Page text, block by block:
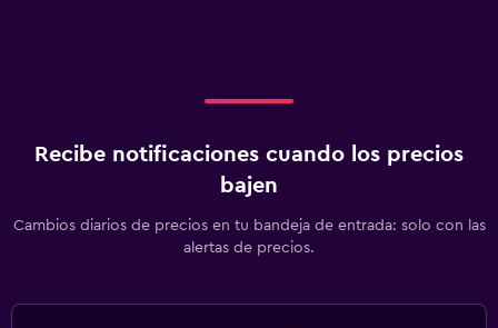
Recibe notificaciones cuando los precios
bajen
Cambios diarios de precios en tu bandeja de entrada: solo con las
alertas de precios.